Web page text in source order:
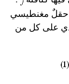
حقلٌ مغنطيسي
على كل من